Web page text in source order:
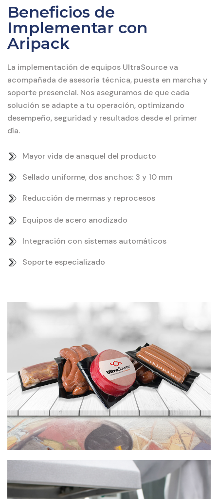
Beneficios de
Implementar con
Aripack
La implementación de equipos UltraSource va
acompañada de asesoría técnica, puesta en marcha y
soporte presencial. Nos aseguramos de que cada
solución se adapte a tu operación, optimizando
desempeño, seguridad y resultados desde el primer
día.
Mayor vida de anaquel del producto
Sellado uniforme, dos anchos: 3 y 10 mm
Reducción de mermas y reprocesos
Equipos de acero anodizado
Integración con sistemas automáticos
Soporte especializado